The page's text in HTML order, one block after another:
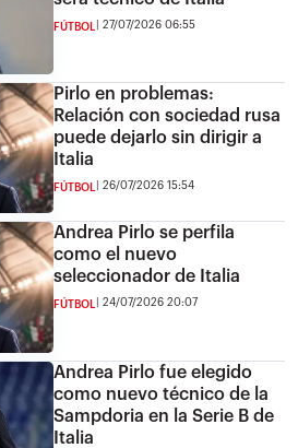
FÚTBOL 27/07/2026 06:55
Pirlo en problemas:
Relación con sociedad rusa
puede dejarlo sin dirigir a
Italia
FÚTBOL 26/07/2026 15:54
Andrea Pirlo se perfila
como el nuevo
seleccionador de Italia
FÚTBOL 24/07/2026 20:07
Andrea Pirlo fue elegido
como nuevo técnico de la
Sampdoria en la Serie B de
Italia